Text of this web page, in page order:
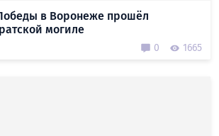
в Воронеже прошёл
могиле
0 1665